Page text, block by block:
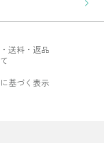
送料・返品
基づく表示